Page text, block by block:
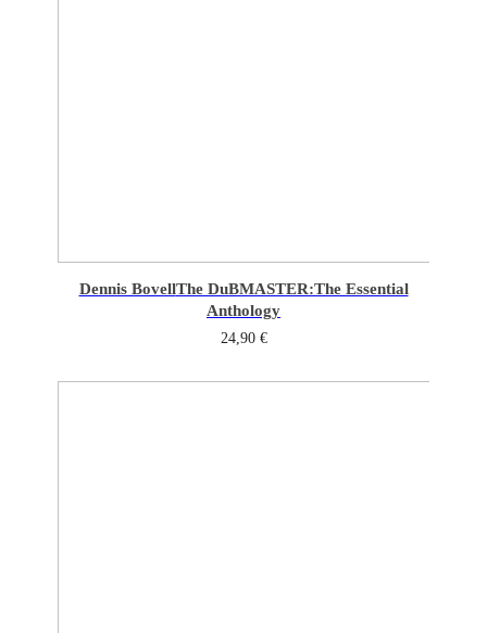
Dennis BovellThe DuBMASTER:The Essential
Anthology
24,90 €